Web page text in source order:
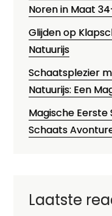
Noren in Maat
Glijden op
Natuurijs
Schaatsplezier
Natuurijs: Een
Magische
Schaats
Laatste